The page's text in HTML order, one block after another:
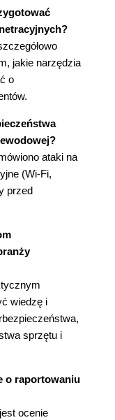
na diagramie
i tajemniczych
testu
w badanym
należy
jakie narzędzia
o
ataki na
(Wi-Fi,
przed
wiedzę i
sprzętu i
o raportowaniu
ocenie